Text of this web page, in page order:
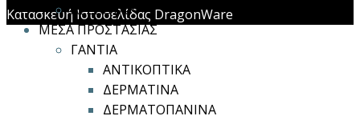
ΑΞΕΣΟΥΑΡ
ΜΕΣΑ ΠΡΟΣΤΑΣΙΑΣ
ΓΑΝΤΙΑ
ΑΝΤΙΚΟΠΤΙΚΑ
ΔΕΡΜΑΤΙΝΑ
ΔΕΡΜΑΤΟΠΑΝΙΝΑ
Κατασκευή Ιστοσελίδας DragonWare